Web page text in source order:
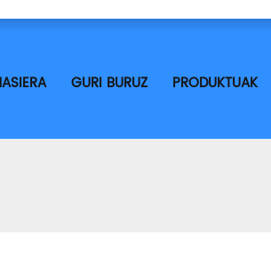
GURI BURUZ PRODUKTUAK